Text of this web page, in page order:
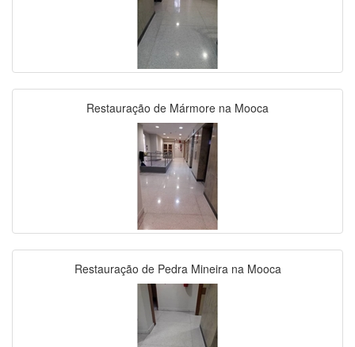
Restauração de Mármore na Mooca
Restauração de Pedra Mineira na Mooca